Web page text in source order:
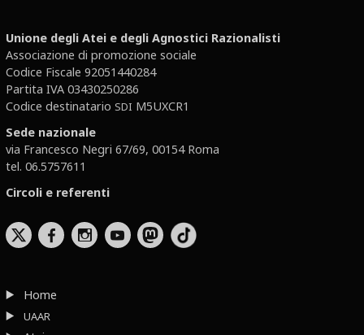
Unione degli Atei e degli Agnostici Razionalisti
Associazione di promozione sociale
Codice Fiscale 92051440284
Partita IVA 03430250286
Codice destinatario SDI M5UXCR1
Sede nazionale
via Francesco Negri 67/69, 00154 Roma
tel. 06.5757611
Circoli e referenti
b x r
Home
UAAR